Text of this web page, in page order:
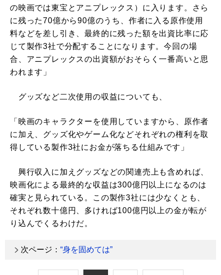
の映画では東宝とアニプレックス）に入ります。さら
に残った70億から90億のうち、作者に入る原作使用
料などを差し引き、最終的に残った額を出資比率に応
じて製作3社で分配することになります。今回の場
合、アニプレックスの出資額がおそらく一番高いと思
われます」
グッズなど二次使用の収益についても、
「映画のキャラクターを使用していますから、原作者
に加え、グッズ化やゲーム化などそれぞれの権利を取
得している製作3社にお金が落ちる仕組みです」
興行収入に加えグッズなどの関連売上も含めれば、
映画化による最終的な収益は300億円以上になるのは
確実と見られている。この製作3社には少なくとも、
それぞれ数十億円、多ければ100億円以上の金が転が
り込んでくるわけだ。
次ページ： “身を固めては”